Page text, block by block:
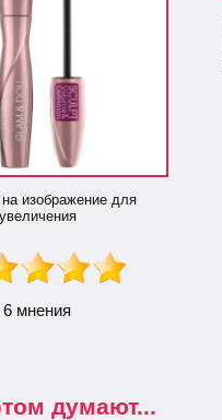
изображение для
увеличения
6 мнения
думают...